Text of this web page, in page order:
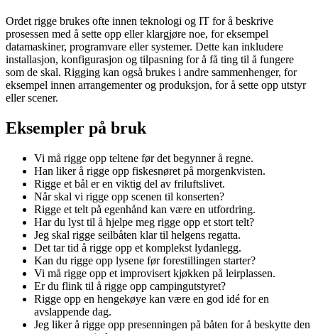
Ordet rigge brukes ofte innen teknologi og IT for å beskrive
prosessen med å sette opp eller klargjøre noe, for eksempel
datamaskiner, programvare eller systemer. Dette kan inkludere
installasjon, konfigurasjon og tilpasning for å få ting til å fungere
som de skal. Rigging kan også brukes i andre sammenhenger, for
eksempel innen arrangementer og produksjon, for å sette opp utstyr
eller scener.
Eksempler på bruk
Vi må rigge opp teltene før det begynner å regne.
Han liker å rigge opp fiskesnøret på morgenkvisten.
Rigge et bål er en viktig del av friluftslivet.
Når skal vi rigge opp scenen til konserten?
Rigge et telt på egenhånd kan være en utfordring.
Har du lyst til å hjelpe meg rigge opp et stort telt?
Jeg skal rigge seilbåten klar til helgens regatta.
Det tar tid å rigge opp et komplekst lydanlegg.
Kan du rigge opp lysene før forestillingen starter?
Vi må rigge opp et improvisert kjøkken på leirplassen.
Er du flink til å rigge opp campingutstyret?
Rigge opp en hengekøye kan være en god idé for en
avslappende dag.
Jeg liker å rigge opp presenningen på båten for å beskytte den